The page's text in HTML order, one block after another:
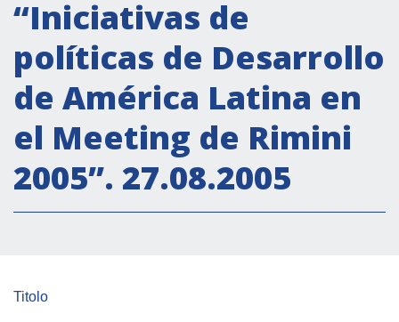
Secretaría Cultural
Secretaría Socioeconómica
Secretaría Técnico-científica
Forum Pymes
Conferencia Italia- América Latina y el Caribe
Red para la promoción de la igualdad de
género
“Iniciativas de
políticas de Desarrollo
de América Latina en
el Meeting de Rimini
2005”. 27.08.2005
Titolo